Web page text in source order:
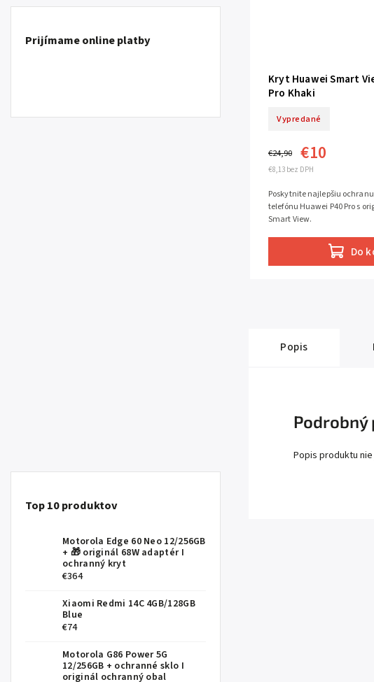
Prijímame online platby
Top 10 produktov
Motorola Edge 60 Neo 12/256GB
+ 🎁 originál 68W adaptér I
ochranný kryt
€364
Xiaomi Redmi 14C 4GB/128GB
Blue
€74
Motorola G86 Power 5G
12/256GB + ochranné sklo I
originál ochranný obal
Kryt Huawei Smart
Pro Khaki
Vypredané
€8,13 bez DPH
€24,90 €10
Do
Poskytnite najlepšiu
telefónu Huawei P40 Pro s
Smart View.
Popis
Podrobný
Popis produktu